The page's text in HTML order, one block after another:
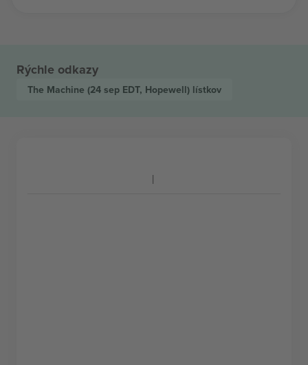
Rýchle odkazy
The Machine (24 sep EDT, Hopewell) lístkov